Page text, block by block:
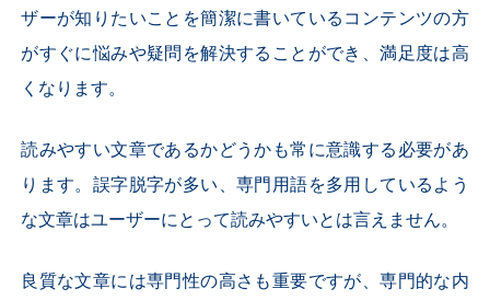
ザーが知りたいことを簡潔に書いているコンテンツの方
がすぐに悩みや疑問を解決することができ、満足度は高
くなります。
読みやすい文章であるかどうかも常に意識する必要があ
ります。誤字脱字が多い、専門用語を多用しているよう
な文章はユーザーにとって読みやすいとは言えません。
良質な文章には専門性の高さも重要ですが、専門的な内